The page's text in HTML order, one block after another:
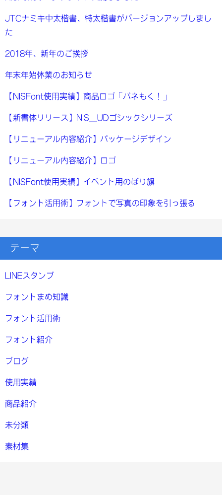
JTCナミキ中太楷書、特太楷書がバージョンアップしまし
た
2018年、新年のご挨拶
年末年始休業のお知らせ
【NISFont使用実績】商品ロゴ「パネもく！」
【新書体リリース】NIS_UDゴシックシリーズ
【リニューアル内容紹介】パッケージデザイン
【リニューアル内容紹介】ロゴ
【NISFont使用実績】イベント用のぼり旗
【フォント活用術】フォントで写真の印象を引っ張る
テーマ
LINEスタンプ
フォントまめ知識
フォント活用術
フォント紹介
ブログ
使用実績
商品紹介
未分類
素材集